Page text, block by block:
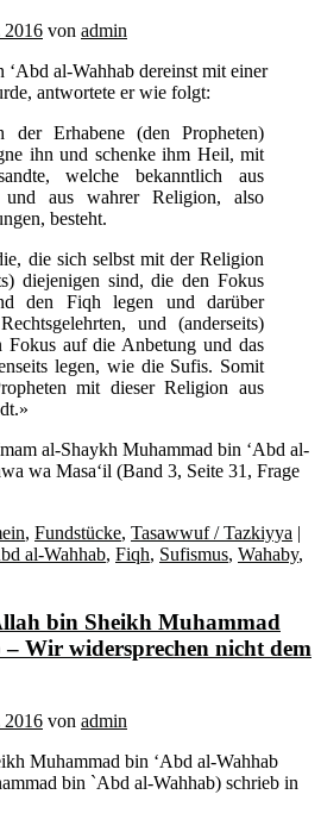
2016 von admin
al-Wahhab dereinst mit einer
antwortete er wie folgt:
der Erhabene (den Propheten)
ihn und schenke ihm Heil, mit
welche bekanntlich aus
und aus wahrer Religion, also
besteht.
die sich selbst mit der Religion
diejenigen sind, die den Fokus
den Fiqh legen und darüber
und (anderseits)
Fokus auf die Anbetung und das
legen, wie die Sufis. Somit
mit dieser Religion aus
al-Shaykh Muhammad bin ‘Abd al-
wa Masa‘il (Band 3, Seite 31, Frage
, Fundstücke, Tasawwuf / Tazkiyya |
al-Wahhab, Fiqh, Sufismus, Wahaby,
bin Sheikh Muhammad
Wir widersprechen nicht dem
2016 von admin
Muhammad bin ‘Abd al-Wahhab
bin `Abd al-Wahhab) schrieb in